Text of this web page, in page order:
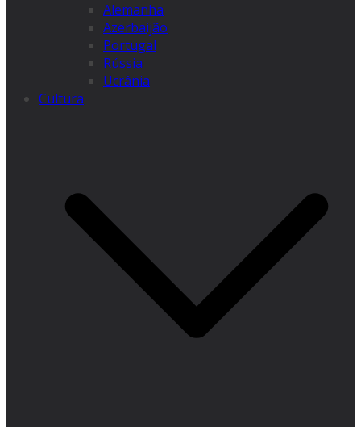
Alemanha
Azerbaijão
Portugal
Rússia
Ucrânia
Cultura